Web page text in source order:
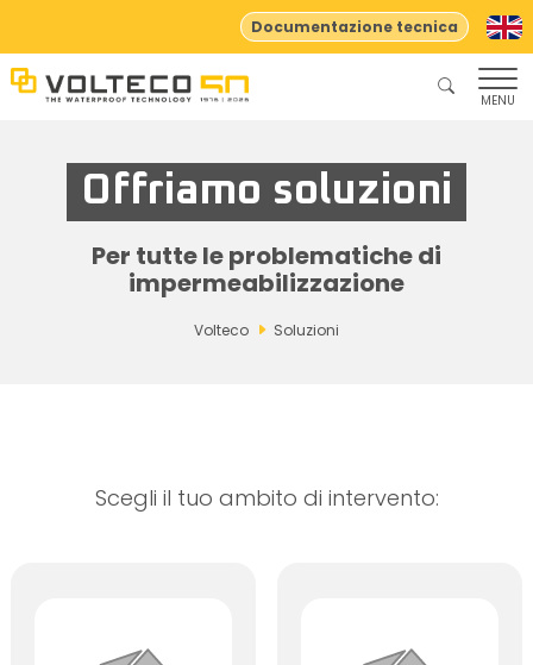
Documentazione tecnica
MENU
Offriamo soluzioni
Per tutte le problematiche di
impermeabilizzazione
Volteco Soluzioni
Scegli il tuo ambito di intervento: